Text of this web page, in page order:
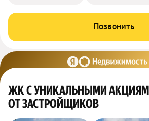
Позвонить
ЖК С УНИКАЛЬНЫМИ
ОТ ЗАСТРОЙЩИКОВ